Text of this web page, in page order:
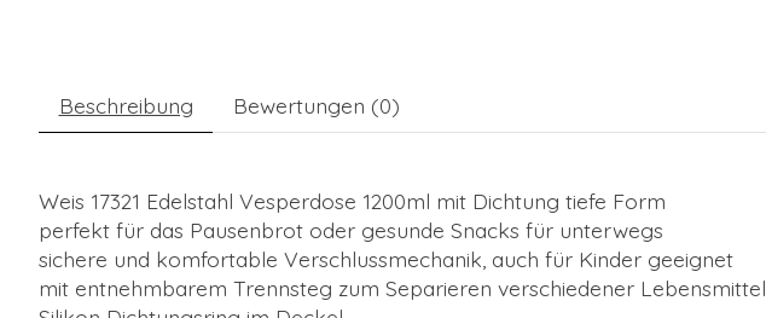
Beschreibung Bewertungen (0)
Weis 17321 Edelstahl Vesperdose 1200ml mit Dichtung tiefe Form
perfekt für das Pausenbrot oder gesunde Snacks für unterwegs
sichere und komfortable Verschlussmechanik, auch für Kinder geeignet
mit entnehmbarem Trennsteg zum Separieren verschiedener Lebensmittel